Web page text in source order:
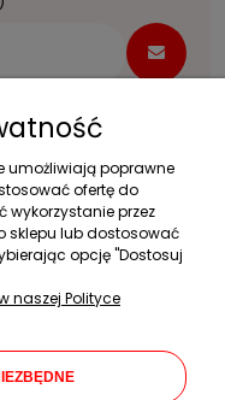
umożliwiają poprawne
ofertę do
wykorzystanie przez
sklepu lub dostosować
opcję "Dostosuj
naszej Polityce